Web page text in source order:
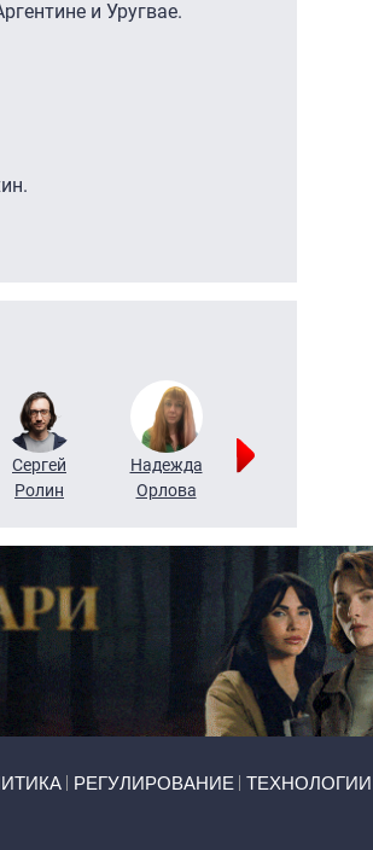
и Уругвае.
Сергей
Ролин
Надежда
Орлова
РЕГУЛИРОВАНИЕ ТЕХНОЛОГИИ